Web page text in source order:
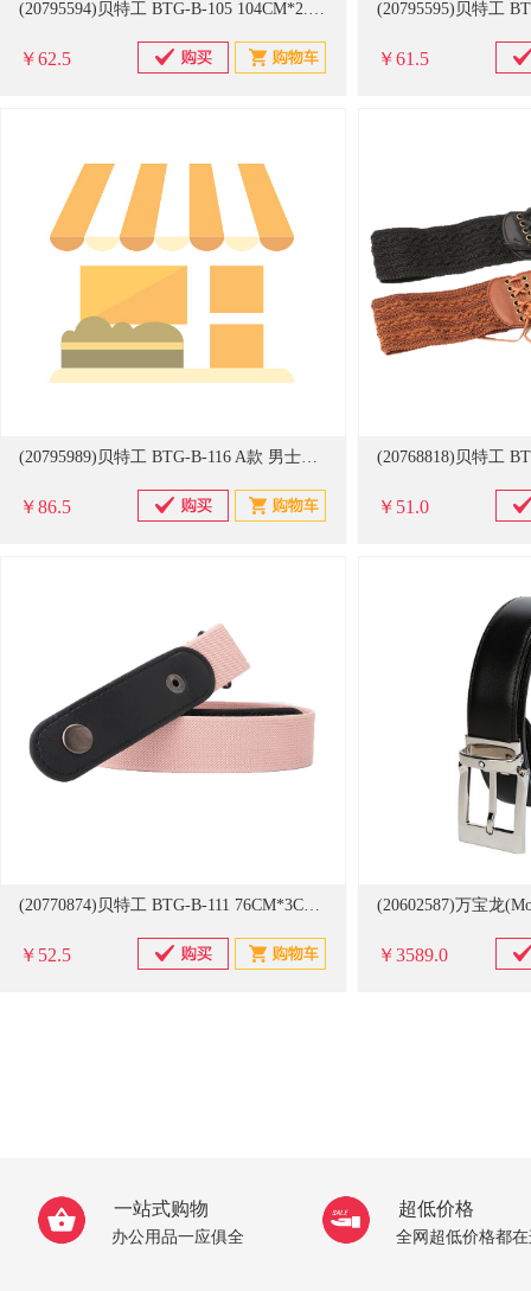
(20795594)贝特工 BTG-B-105 104CM*2.8CM 女士时尚镶嵌腰带 颜色可选(单位：条)
￥62.5 ￥61.5
(20795989)贝特工 BTG-B-116 A款 男士时尚简约帆布腰带 颜色可选(单位：条)
￥86.5 ￥51.0
(20770874)贝特工 BTG-B-111 76CM*3CM 懒人腰带 颜色可选(单位：条)
￥52.5 ￥3589.0
一站式购物
办公用品一应俱全
超低价格
全网超低价格都